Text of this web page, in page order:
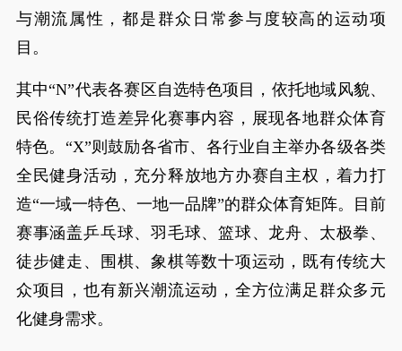
与潮流属性，都是群众日常参与度较高的运动项
目。
其中“N”代表各赛区自选特色项目，依托地域风貌、
民俗传统打造差异化赛事内容，展现各地群众体育
特色。“X”则鼓励各省市、各行业自主举办各级各类
全民健身活动，充分释放地方办赛自主权，着力打
造“一域一特色、一地一品牌”的群众体育矩阵。目前
赛事涵盖乒乓球、羽毛球、篮球、龙舟、太极拳、
徒步健走、围棋、象棋等数十项运动，既有传统大
众项目，也有新兴潮流运动，全方位满足群众多元
化健身需求。